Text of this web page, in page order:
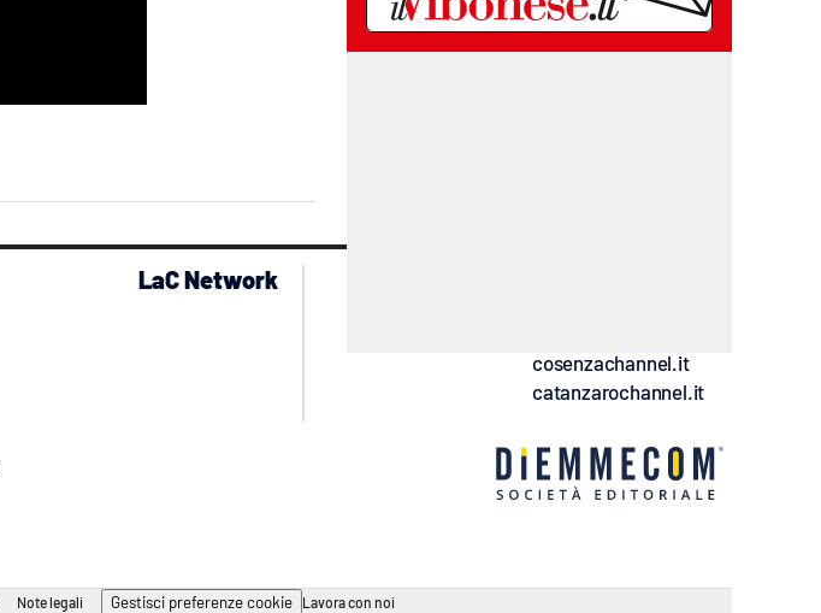
LaC Network
cosenzachannel.it
catanzarochannel.it
Note legali Gestisci preferenze cookie Lavora con noi